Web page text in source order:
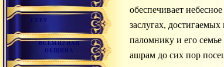
ГУРУ
ВСЕМИРНАЯ
ОБЩИНА
обеспечивает
заслугах,
паломнику и его семье
ашрам до сих пор